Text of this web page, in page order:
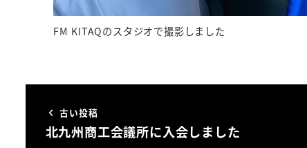
FM KITAQのスタジオで撮影しました
古い投稿
北九州商工会議所に入会しました